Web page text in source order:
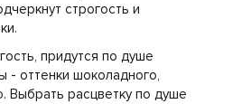
строгость и
придутся по душе
- оттенки шоколадного,
Выбрать расцветку по душе